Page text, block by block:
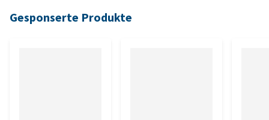
Gesponserte Produkte